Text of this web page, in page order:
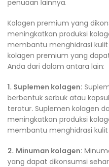
penuaan lainnya.
Kolagen premium yang
meningkatkan produksi
membantu menghidrasi
kolagen premium yang
Anda dari dalam antara lain:
1. Suplemen kolagen:
berbentuk serbuk atau
teratur. Suplemen kolagen
meningkatkan produksi
membantu menghidrasi
2. Minuman kolagen:
yang dapat dikonsumsi